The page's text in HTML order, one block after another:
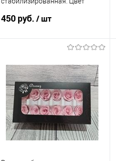
450 руб. / шт
Купить в 1 клик
Сравнение
В избранное
В наличии